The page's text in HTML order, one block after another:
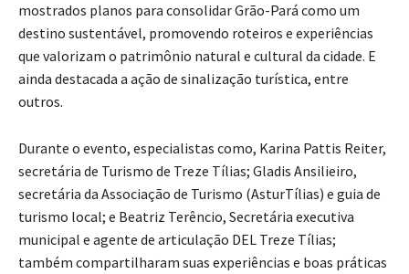
mostrados planos para consolidar Grão-Pará como um
destino sustentável, promovendo roteiros e experiências
que valorizam o patrimônio natural e cultural da cidade. E
ainda destacada a ação de sinalização turística, entre
outros.
Durante o evento, especialistas como, Karina Pattis Reiter,
secretária de Turismo de Treze Tílias; Gladis Ansilieiro,
secretária da Associação de Turismo (AsturTílias) e guia de
turismo local; e Beatriz Terêncio, Secretária executiva
municipal e agente de articulação DEL Treze Tílias;
também compartilharam suas experiências e boas práticas